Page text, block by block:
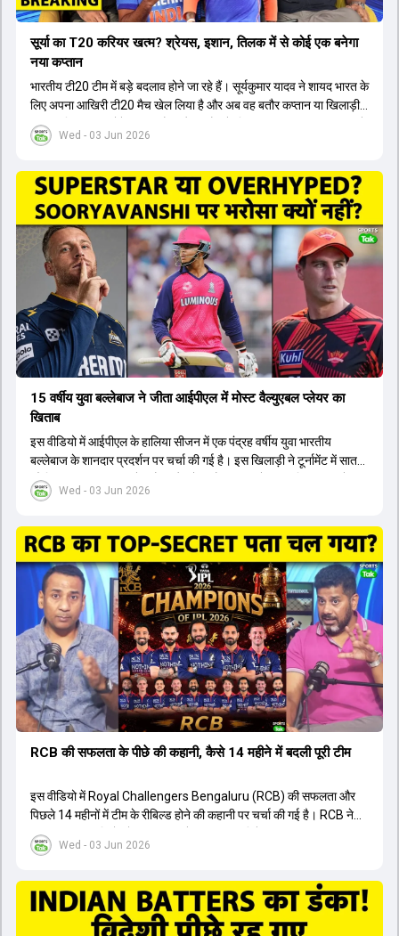
Wed - 03 Jun 2026
सूर्या का T20 करियर खत्म? श्रेयस, इशान, तिलक में से कोई एक बनेगा
नया कप्तान
भारतीय टी20 टीम में बड़े बदलाव होने जा रहे हैं। सूर्यकुमार यादव ने शायद भारत के
लिए अपना आखिरी टी20 मैच खेल लिया है और अब वह बतौर कप्तान या खिलाड़ी
टीम का हिस्सा नहीं होंगे। आयरलैंड और इंग्लैंड के खिलाफ आगामी टी20 सीरीज के
लिए नए कप्तान की तलाश जारी है। इस रेस में श्रेयस अय्यर सबसे आगे चल रहे
पटेल इस रेस में काफी पीछे हैं, जबकि संजू सैमसन और रजत पाटीदार कप्तानी की
दौड़ से बाहर हैं। आगामी सीरीज के लिए वैभव सूर्यवंशी को तीसरे ओपनर के तौर पर
टीम में शामिल किया जाएगा, जबकि अभिषेक शर्मा और संजू सैमसन पहली पसंद
होंगे। इसके अलावा नीतीश रेड्डी को बतौर ऑलराउंडर ज्यादा मौके मिलेंगे। अजीत
अगरकर की अगुवाई वाली चयन समिति और कोच गौतम गंभीर आगामी टी20 वर्ल्ड
कप और 2028 ओलंपिक के लिए लंबी अवधि का विजन लेकर चल रहे हैं।
Wed - 03 Jun 2026
15 वर्षीय युवा बल्लेबाज ने जीता आईपीएल में मोस्ट वैल्युएबल प्लेयर का
खिताब
इस वीडियो में आईपीएल के हालिया सीजन में एक पंद्रह वर्षीय युवा भारतीय
बल्लेबाज के शानदार प्रदर्शन पर चर्चा की गई है। इस खिलाड़ी ने टूर्नामेंट में सात
सौ छिहत्तर रन बनाकर ऑरेंज कैप और मोस्ट वैल्युएबल प्लेयर का खिताब अपने नाम
किया है। वीडियो में बताया गया है कि ऑस्ट्रेलियाई टीम के वर्तमान कप्तान और
ऑस्ट्रेलियाई कप्तान के अनुसार, शुरुआत में लोगों को इस खिलाड़ी के प्रदर्शन पर
संदेह था, लेकिन अब उसने खुद को एक बेहतरीन बल्लेबाज साबित कर दिया है जो
गेंद को बाउंड्री के काफी पार मारने की क्षमता रखता है। वहीं, इंग्लैंड के पूर्व कप्तान
ने कहा कि टूर्नामेंट जीतने वाली टीम के अलावा इस सीजन की सबसे बड़ी बात इस
युवा खिलाड़ी का प्रदर्शन रहा है, जिसे देखने के लिए स्टेडियम में भारी भीड़ उमड़ती
थी। शानदार प्रदर्शन के बाद इस युवा खिलाड़ी को श्रीलंका में होने वाली
त्रिकोणीय सीरीज के लिए इंडिया ए टीम में भी शामिल कर लिया गया है।
Wed - 03 Jun 2026
RCB की सफलता के पीछे की कहानी, कैसे 14 महीने में बदली पूरी टीम
इस वीडियो में Royal Challengers Bengaluru (RCB) की सफलता और
पिछले 14 महीनों में टीम के रीबिल्ड होने की कहानी पर चर्चा की गई है। RCB ने
अपनी पुरानी गलतियों को स्वीकार करते हुए एक नया रिसेट बटन दबाया। टीम
मैनेजमेंट में Mo Bobat, Andy Flower, Dinesh Karthik और एनालिस्ट
के तहत Bhuvneshwar Kumar, Krunal Pandya और Rasikh Salam
जैसे भारतीय खिलाड़ियों को टीम में शामिल किया गया, जिन्होंने शानदार प्रदर्शन
किया। इसके अलावा, Virat Kohli की भूमिका में भी बदलाव देखा गया, जहां वह